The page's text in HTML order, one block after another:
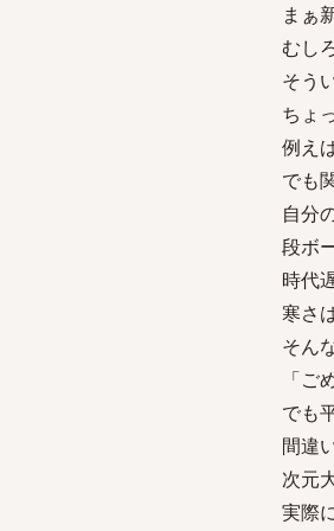
まぁ
むし
そう
ちょ
例え
でも
自分
段ボ
時代
寒さ
そん
「
でも
間違
次元
実際